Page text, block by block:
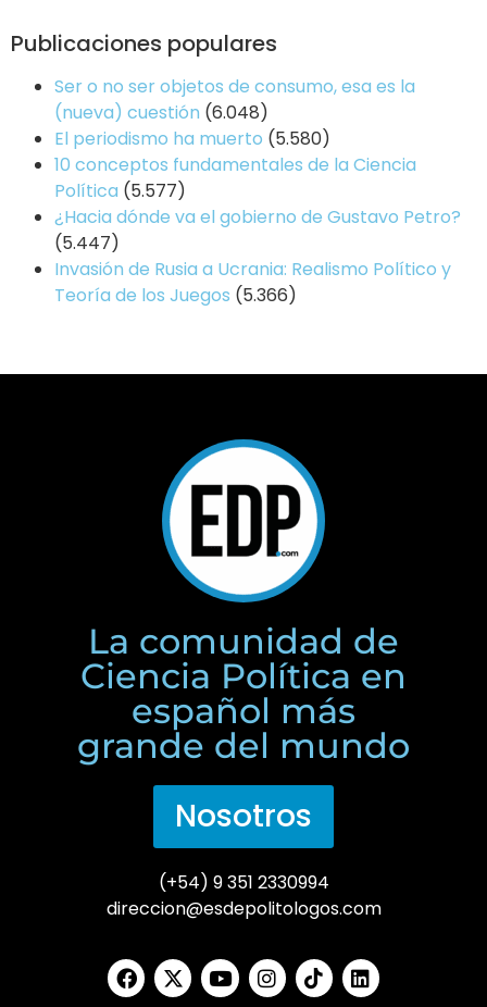
Publicaciones populares
Ser o no ser objetos de consumo, esa es la
(nueva) cuestión (6.048)
El periodismo ha muerto (5.580)
10 conceptos fundamentales de la Ciencia
Política (5.577)
¿Hacia dónde va el gobierno de Gustavo Petro?
(5.447)
Invasión de Rusia a Ucrania: Realismo Político y
Teoría de los Juegos (5.366)
La comunidad de
Ciencia Política en
español más
grande del mundo
Nosotros
(+54) 9 351 2330994
direccion@esdepolitologos.com